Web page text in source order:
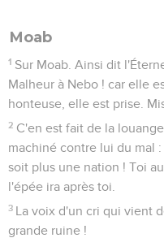
Moab
1 Sur Moab. Ainsi dit
Malheur à Nebo ! car elle
honteuse, elle est prise.
2 C'en est fait de la
machiné contre lui du mal
soit plus une nation ! Toi
l'épée ira après toi.
3 La voix d'un cri qui vient
grande ruine !